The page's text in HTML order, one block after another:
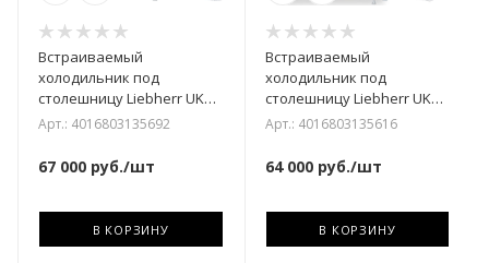
Встраиваемый
холодильник под
столешницу Liebherr UK
1720-26 001
Арт.: 4016803135692
67 000 руб./шт
В КОРЗИНУ
Встраиваемый
холодильник под
столешницу Liebherr UK
1414-26 001
Арт.: 4016803135616
64 000руб./шт
В КОРЗИНУ